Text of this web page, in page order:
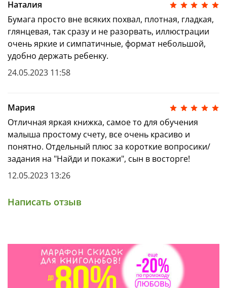
Игра «найди и покажи»
Возраст 1–3 года
Наталия
Бумага просто вне всяких похвал, плотная, гладкая,
глянцевая, так сразу и не разорвать, иллюстрации
очень яркие и симпатичные, формат небольшой,
удобно держать ребенку.
24.05.2023 11:58
Мария
Отличная яркая книжка, самое то для обучения
малыша простому счету, все очень красиво и
понятно. Отдельный плюс за короткие вопросики/
задания на "Найди и покажи", сын в восторге!
12.05.2023 13:26
Написать отзыв